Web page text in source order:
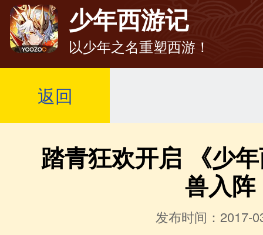
少年西游记
以少年之名重塑西游！
返回
踏青狂欢开启 《少
兽入阵
发布时间：2017-